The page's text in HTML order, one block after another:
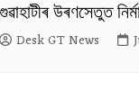
উৰণসেতুত
Desk GT News